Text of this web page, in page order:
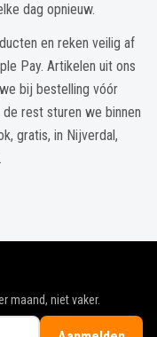
dag opnieuw.
en reken veilig af
Pay. Artikelen uit ons
bij bestelling vóór
rest sturen we binnen
gratis, in Nijverdal,
maand, niet vaker.